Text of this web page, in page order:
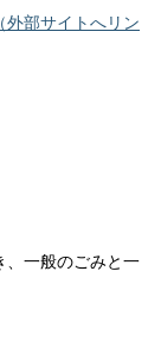
外部サイトへリン
、一般のごみと一